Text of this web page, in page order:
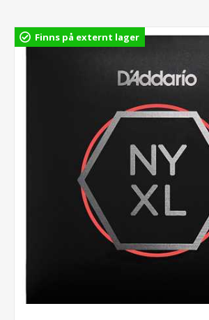
Finns på externt lager